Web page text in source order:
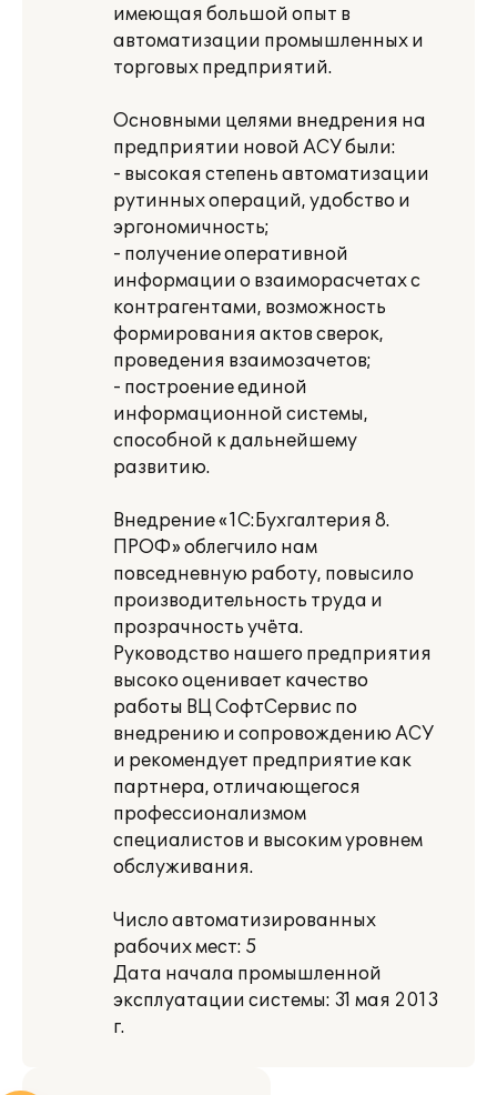
имеющая большой опыт в
автоматизации промышленных и
торговых предприятий.
Основными целями внедрения на
предприятии новой АСУ были:
- высокая степень автоматизации
рутинных операций, удобство и
эргономичность;
- получение оперативной
информации о взаиморасчетах с
контрагентами, возможность
формирования актов сверок,
проведения взаимозачетов;
- построение единой
информационной системы,
способной к дальнейшему
развитию.
Внедрение «1С:Бухгалтерия 8.
ПРОФ» облегчило нам
повседневную работу, повысило
производительность труда и
прозрачность учёта.
Руководство нашего предприятия
высоко оценивает качество
работы ВЦ СофтСервис по
внедрению и сопровождению АСУ
и рекомендует предприятие как
партнера, отличающегося
профессионализмом
специалистов и высоким уровнем
обслуживания.
Число автоматизированных
рабочих мест: 5
Дата начала промышленной
эксплуатации системы: 31 мая 2013
г.